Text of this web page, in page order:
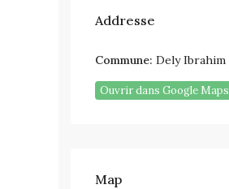
Addresse
Commune: Dely Ibrahim
Ouvrir dans Google Maps
Map